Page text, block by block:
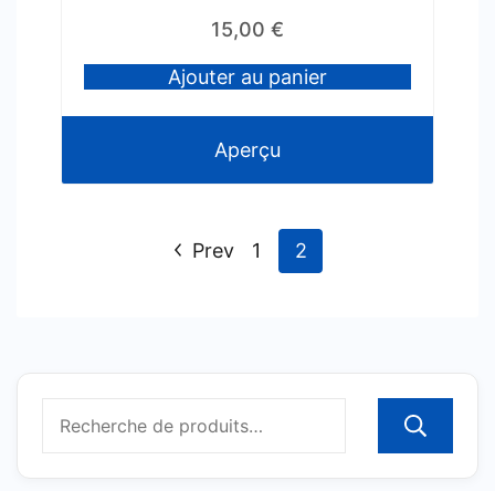
15,00 €
Ajouter au panier
Aperçu
Prev 1 2